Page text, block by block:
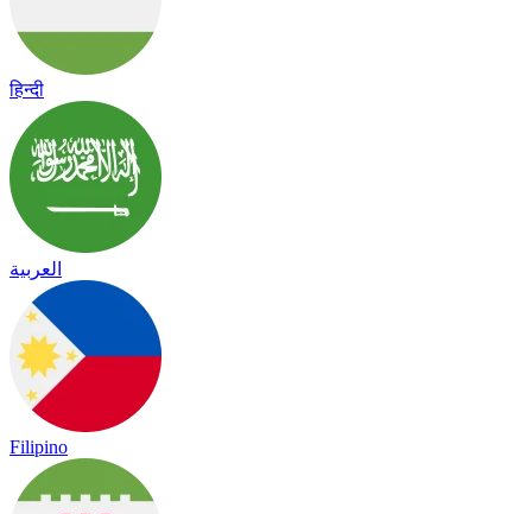
हिन्दी
العربية
Filipino